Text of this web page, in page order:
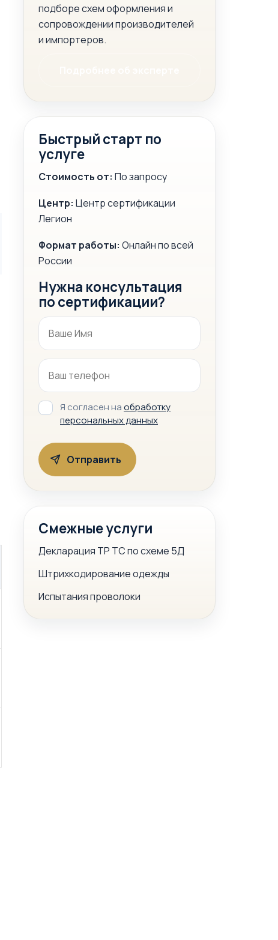
подборе схем оформления и
сопровождении производителей
и импортеров.
Быстрый старт по
услуге
Стоимость от: По запросу
Центр: Центр сертификации
Легион
Формат работы: Онлайн по всей
России
Нужна консультация
по сертификации?
Я согласен наобработку
персональных данных
Смежные услуги
Декларация ТР ТС по схеме 5Д
Штрихкодирование одежды
Испытания проволоки